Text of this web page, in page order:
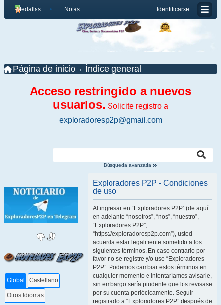
Identificarse
Medallas Notas
Página de inicio Índice general
Acceso restringido a nuevos
usuarios. Solicite registro a
exploradoresp2p@gmail.com
Búsqueda avanzada
Global Castellano
Otros Idiomas
Exploradores P2P - Condiciones
de uso
Al ingresar en “Exploradores P2P” (de aquí
en adelante “nosotros”, “nos”, “nuestro”,
“Exploradores P2P”,
“https://exploradoresp2p.com”), usted
acuerda estar legalmente sometido a los
siguientes términos. En caso contrario por
favor no se registre y/o use “Exploradores
P2P”. Podemos cambiar estos términos en
cualquier momento e intentaríamos avisarle,
sin embargo sería prudente que los revisase
por su cuenta periódicamente. Seguir
registrado a “Exploradores P2P” después de